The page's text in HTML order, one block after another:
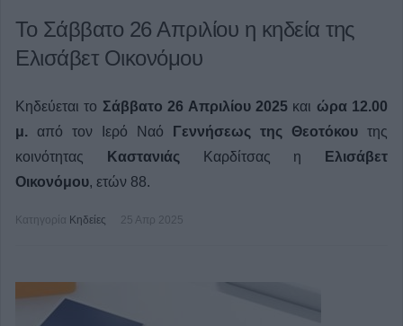
Το Σάββατο 26 Απριλίου η κηδεία της
Ελισάβετ Οικονόμου
Κηδεύεται το Σάββατο 26 Απριλίου 2025και ώρα 12.00
μ. από τον Ιερό Ναό Γεννήσεως της Θεοτόκου της
κοινότητας
Καστανιάς Καρδίτσας η
Ελισάβετ
Οικονόμου, ετών 88.
Κατηγορία Κηδείες 25 Απρ 2025